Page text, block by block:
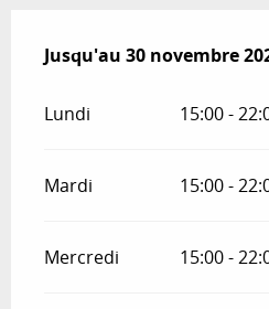
Du3 avril 2026au30
Jusqu'au 30 novembre
Lundi 15:00 -
Mardi 15:00 -
Mercredi 15:00 -